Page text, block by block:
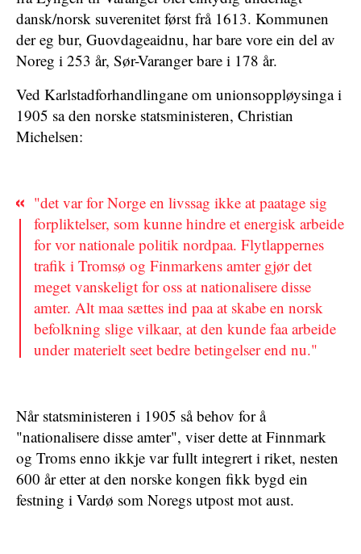
dansk/norsk suverenitet først frå 1613. Kommunen
der eg bur, Guovdageaidnu, har bare vore ein del av
Noreg i 253 år, Sør-Varanger bare i 178 år.
Ved Karlstadforhandlingane om unionsoppløysinga i
1905 sa den norske statsministeren, Christian
Michelsen:
"det var for Norge en livssag ikke at paatage sig
forpliktelser, som kunne hindre et energisk arbeide
for vor nationale politik nordpaa. Flytlappernes
trafik i Tromsø og Finmarkens amter gjør det
meget vanskeligt for oss at nationalisere disse
amter. Alt maa sættes ind paa at skabe en norsk
befolkning slige vilkaar, at den kunde faa arbeide
under materielt seet bedre betingelser end nu."
Når statsministeren i 1905 så behov for å
"nationalisere disse amter", viser dette at Finnmark
og Troms enno ikkje var fullt integrert i riket, nesten
600 år etter at den norske kongen fikk bygd ein
festning i Vardø som Noregs utpost mot aust.